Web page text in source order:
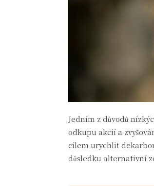
Jedním z důvodů
odkupu akcií a
cílem urychlit
důsledku alternativní